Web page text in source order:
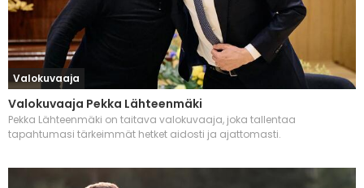
Valokuvaaja
Valokuvaaja Pekka Lähteenmäki
Pekka Lähteenmäki on taitava valokuvaaja, joka tallentaa
tapahtumasi tärkeimmät hetket aidosti ja ajattomasti.